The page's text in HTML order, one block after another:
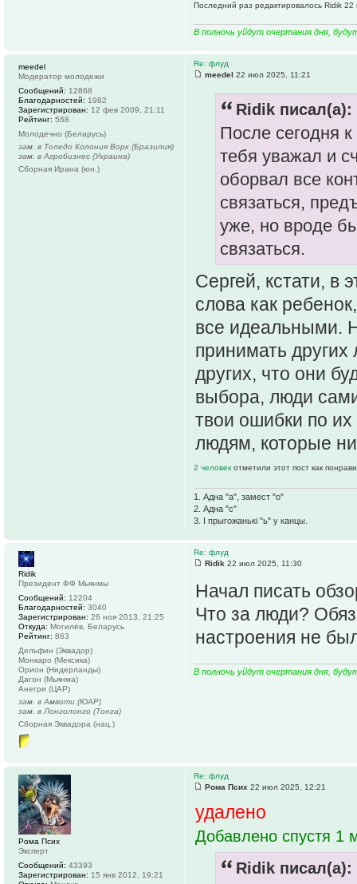
Последний раз редактировалось Ridik
В полночь уйдут очертания дня,
Re: флуд
meedel 22 июл 2025, 11:21
Ridik писал(а):
После сегодня
тебя уважал и
оборвал все
связаться,
уже, но вроде
связаться.
Сергей, кстати, в
слова как
все идеальными.
принимать
других, что они
выбора, люди
твои ошибки по
людям, которые
2 человек отметили этот пост как
1. Адна "а", замест "о"
2. Адна "с"
3. І прыгожанькі "ь" у канцы.
meedel
Модератор молодежи
Сообщений: 12868
Благодарностей: 1982
Зарегистрирован: 12 фев 2009, 21:11
Рейтинг: 568
Молодечно (Беларусь)
зам. в Толедо Колония Ворк (Бразилия)
зам. в Агробизнес (Украина)
Сборная Ирана (юн.)
Re: флуд
Ridik 22 июл 2025, 11:30
Начал писать
Что за люди?
настроения не
В полночь уйдут очертания дня,
Ridik
Президент ФФ Мьянмы
Сообщений: 12204
Благодарностей: 3040
Зарегистрирован: 26 ноя 2013, 21:25
Откуда: Могилёв, Беларусь
Рейтинг: 863
Дельфин (Эквадор)
Монкаро (Мексика)
Орион (Нидерланды)
Дагон (Мьянма)
Анегри (ЦАР)
зам. в Амвоти (ЮАР)
зам. в Лонголонго (Тонга)
Сборная Эквадора (нац.)
Re: флуд
Рома Псих 22 июл 2025, 12:21
удалено
Добавлено спустя 1
Ridik писал(а):
Рома Псих
Эксперт
Сообщений: 43393
Зарегистрирован: 15 янв 2012, 19:21